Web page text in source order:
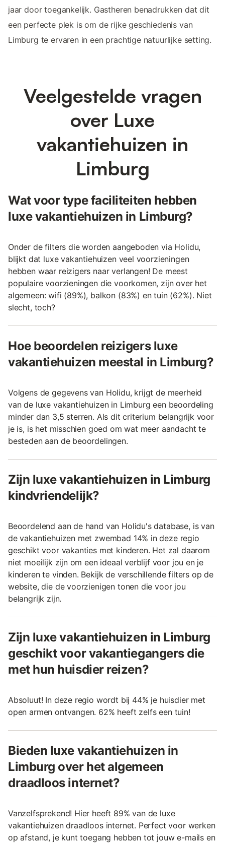
jaar door toegankelijk. Gastheren benadrukken dat dit
een perfecte plek is om de rijke geschiedenis van
Limburg te ervaren in een prachtige natuurlijke setting.
Veelgestelde vragen
over Luxe
vakantiehuizen in
Limburg
Wat voor type faciliteiten hebben
luxe vakantiehuizen in Limburg?
Onder de filters die worden aangeboden via Holidu,
blijkt dat luxe vakantiehuizen veel voorzieningen
hebben waar reizigers naar verlangen! De meest
populaire voorzieningen die voorkomen, zijn over het
algemeen: wifi (89%), balkon (83%) en tuin (62%). Niet
slecht, toch?
Hoe beoordelen reizigers luxe
vakantiehuizen meestal in Limburg?
Volgens de gegevens van Holidu, krijgt de meerheid
van de luxe vakantiehuizen in Limburg een beoordeling
minder dan 3,5 sterren. Als dit criterium belangrijk voor
je is, is het misschien goed om wat meer aandacht te
besteden aan de beoordelingen.
Zijn luxe vakantiehuizen in Limburg
kindvriendelijk?
Beoordelend aan de hand van Holidu's database, is van
de vakantiehuizen met zwembad 14% in deze regio
geschikt voor vakanties met kinderen. Het zal daarom
niet moeilijk zijn om een ideaal verblijf voor jou en je
kinderen te vinden. Bekijk de verschillende filters op de
website, die de voorzienigen tonen die voor jou
belangrijk zijn.
Zijn luxe vakantiehuizen in Limburg
geschikt voor vakantiegangers die
met hun huisdier reizen?
Absoluut! In deze regio wordt bij 44% je huisdier met
open armen ontvangen. 62% heeft zelfs een tuin!
Bieden luxe vakantiehuizen in
Limburg over het algemeen
draadloos internet?
Vanzelfsprekend! Hier heeft 89% van de luxe
vakantiehuizen draadloos internet. Perfect voor werken
op afstand, je kunt toegang hebben tot jouw e-mails en